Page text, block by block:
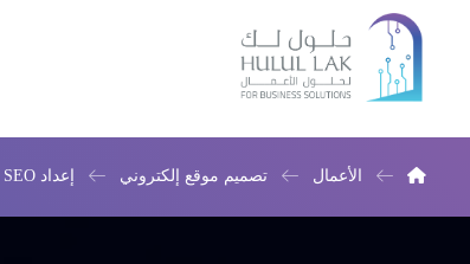
الأعمال تصميم موقع إلكتروني إعداد SEO الاساسية